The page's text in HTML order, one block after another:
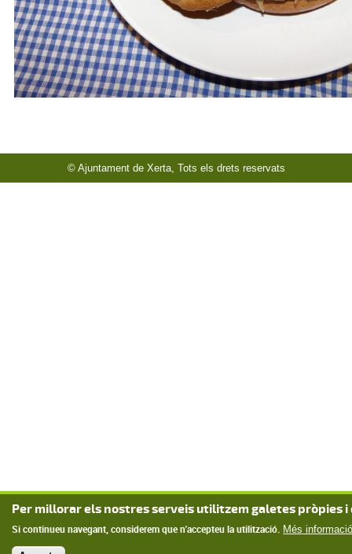
© Ajuntament de Xerta, Tots els drets reservats
Per millorar els nostres serveis utilitzem galetes pròpies i
Si continueu navegant, considerem que n'accepteu la utilització. Més